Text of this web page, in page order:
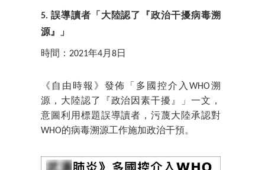
5. 誤導讀者「大陸認了『政治干擾病毒溯
源』」
時間：2021年4月8日
《自由時報》發佈「多國控介入WHO溯
源，大陸認了『政治因素干擾』」一文，
意圖利用標題誤導讀者，污蔑大陸承認對
WHO的病毒溯源工作施加政治干預。